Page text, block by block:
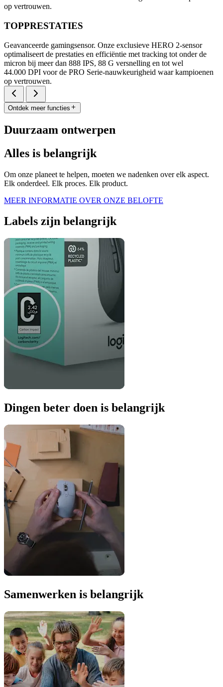
op vertrouwen.
TOPPRESTATIES
Geavanceerde gamingsensor. Onze exclusieve HERO 2-sensor
optimaliseert de prestaties en efficiëntie met tracking tot onder de
micron bij meer dan 888 IPS, 88 G versnelling en tot wel
44.000 DPI voor de PRO Serie-nauwkeurigheid waar kampioenen
op vertrouwen.
Ontdek meer functies
Duurzaam ontwerpen
Alles is belangrijk
Om onze planeet te helpen, moeten we nadenken over elk aspect.
Elk onderdeel. Elk proces. Elk product.
MEER INFORMATIE OVER ONZE BELOFTE
Labels zijn belangrijk
Dingen beter doen is belangrijk
Samenwerken is belangrijk